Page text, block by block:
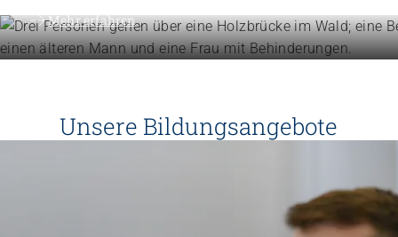
Mehr erfahren
Unsere Bildungsangebote